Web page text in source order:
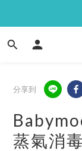
⭐
⭐
分享到
蒸氣消